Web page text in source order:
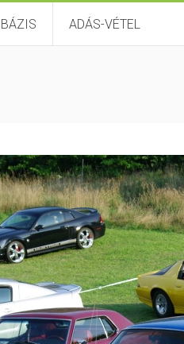
ADÁS-VÉTEL